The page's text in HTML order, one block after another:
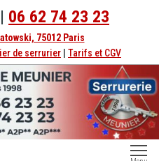
| 06 62 74 23 23
75012 Paris
de serrurier Tarifs et CGV